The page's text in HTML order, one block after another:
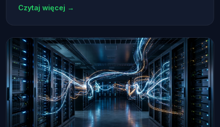
Czytaj więcej →